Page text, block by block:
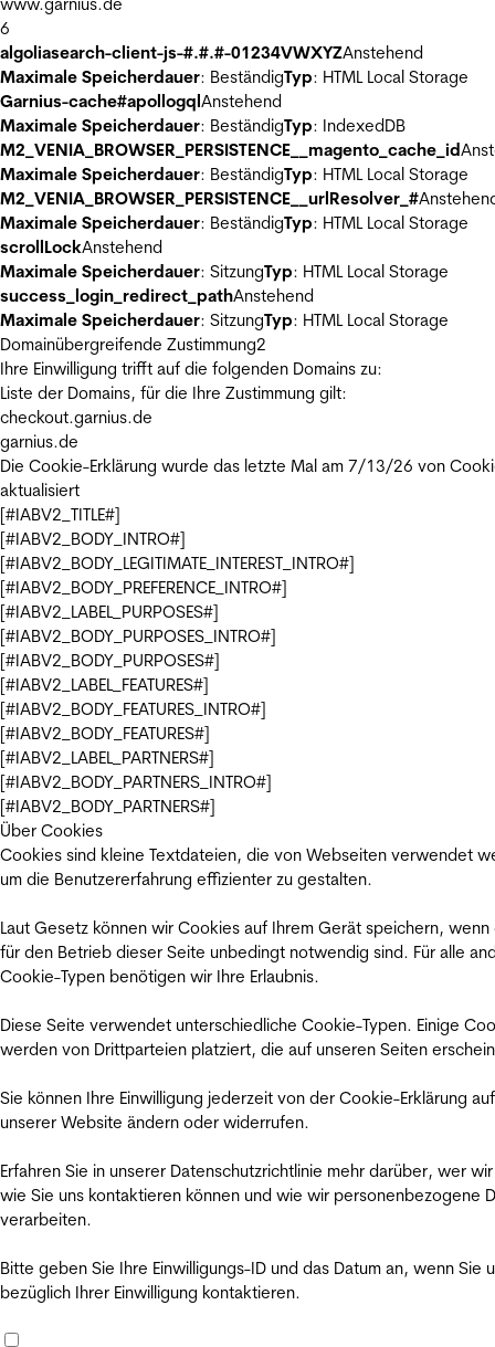
6
algoliasearch-client-js-#.#.#-01234VWXYZAnstehend
Maximale Speicherdauer: BeständigTyp: HTML Local Storage
Garnius-cache#apollogqlAnstehend
Maximale Speicherdauer: BeständigTyp: IndexedDB
M2_VENIA_BROWSER_PERSISTENCE__magento_cache_id
Maximale Speicherdauer: BeständigTyp: HTML Local Storage
M2_VENIA_BROWSER_PERSISTENCE__urlResolver_#
Maximale Speicherdauer: BeständigTyp: HTML Local Storage
scrollLockAnstehend
Maximale Speicherdauer: SitzungTyp: HTML Local Storage
success_login_redirect_pathAnstehend
Maximale Speicherdauer: SitzungTyp: HTML Local Storage
Domainübergreifende Zustimmung2
Ihre Einwilligung trifft auf die folgenden Domains zu:
Liste der Domains, für die Ihre Zustimmung gilt:
checkout.garnius.de
garnius.de
Die Cookie-Erklärung wurde das letzte Mal am 7/13/26 von
aktualisiert
[#IABV2_TITLE#]
[#IABV2_BODY_INTRO#]
[#IABV2_BODY_LEGITIMATE_INTEREST_INTRO#]
[#IABV2_BODY_PREFERENCE_INTRO#]
[#IABV2_LABEL_PURPOSES#]
[#IABV2_BODY_PURPOSES_INTRO#]
[#IABV2_BODY_PURPOSES#]
[#IABV2_LABEL_FEATURES#]
[#IABV2_BODY_FEATURES_INTRO#]
[#IABV2_BODY_FEATURES#]
[#IABV2_LABEL_PARTNERS#]
[#IABV2_BODY_PARTNERS_INTRO#]
[#IABV2_BODY_PARTNERS#]
Über Cookies
Cookies sind kleine Textdateien, die von Webseiten verwendet
um die Benutzererfahrung effizienter zu gestalten.
Laut Gesetz können wir Cookies auf Ihrem Gerät speichern, wenn
für den Betrieb dieser Seite unbedingt notwendig sind. Für alle
Cookie-Typen benötigen wir Ihre Erlaubnis.
Diese Seite verwendet unterschiedliche Cookie-Typen. Einige
werden von Drittparteien platziert, die auf unseren Seiten
Sie können Ihre Einwilligung jederzeit von der Cookie-Erklärung auf
unserer Website ändern oder widerrufen.
Erfahren Sie in unserer Datenschutzrichtlinie mehr darüber, wer
wie Sie uns kontaktieren können und wie wir personenbezogene
verarbeiten.
Bitte geben Sie Ihre Einwilligungs-ID und das Datum an, wenn Sie
bezüglich Ihrer Einwilligung kontaktieren.